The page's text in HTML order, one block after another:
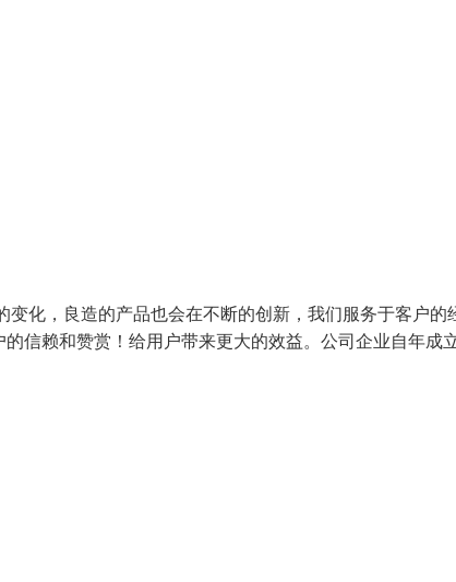
化，良造的产品也会在不断的创新，我们服务于客户的
信赖和赞赏！给用户带来更大的效益。公司企业自年成